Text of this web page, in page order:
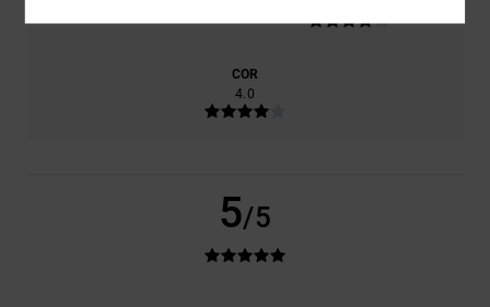
COR
4.0
5/5